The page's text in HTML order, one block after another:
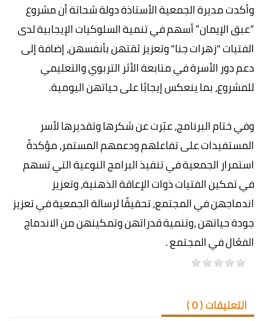
وأكدت مديرة الجمعية الأستاذة دولة شحاتة أن مشروع
“عبق الإيمان” أسهم في تنمية السلوكيات الإيجابية لدى
الفتيات "زهرات جنا" وتعزيز ثقتهن بأنفسهن، إضافة إلى
دعم دور الأسرة في متابعة الأثر التربوي والتعليمي
للمشروع، بما ينعكس إيجابًا على حياتهن اليومية.
وفي ختام البرنامج، عبّرت عن شكرها وتقديرها لأسر
المستفيدات على تفاعلهم ودعمهم المستمر، مؤكدةً
استمرار الجمعية في تنفيذ البرامج النوعية التي تسهم
في تمكين الفتيات ذوات الإعاقة الذهنية، وتعزيز
اندماجهن في المجتمع، تحقيقًا لرسالة الجمعية في تعزيز
جودة حياتهن ،وتنمية قدراتهن وتمكينهن من الاندماج
الفعّال في المجتمع .
التعليقات (0
)